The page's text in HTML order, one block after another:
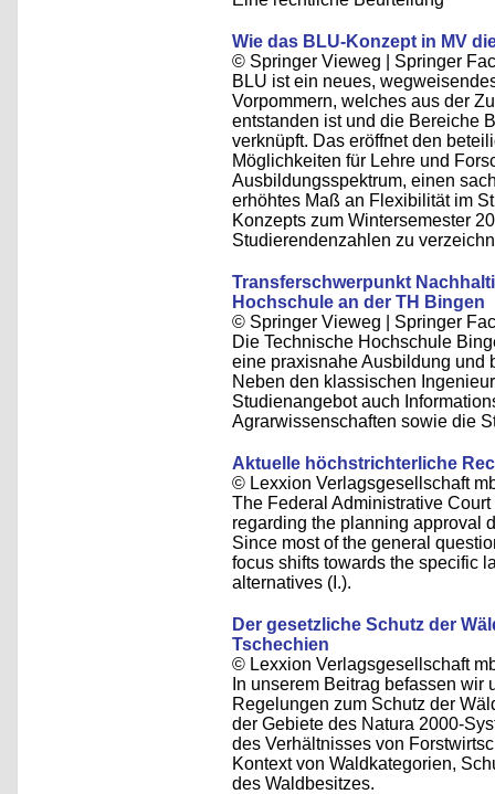
Wie das BLU-Konzept in MV
© Springer Vieweg | Springer
BLU ist ein neues,
Vorpommern, welches aus der
entstanden ist und die Bereiche
verknüpft. Das eröffnet den
Möglichkeiten für Lehre und
Ausbildungsspektrum, einen
erhöhtes Maß an Flexibilität im
Konzepts zum Wintersemester
Studierendenzahlen zu
Transferschwerpunkt
Hochschule an der TH Bingen
© Springer Vieweg | Springer
Die Technische Hochschule
eine praxisnahe Ausbildung und
Neben den klassischen
Studienangebot auch
Agrarwissenschaften sowie die
Aktuelle höchstrichterliche
© Lexxion Verlagsgesellschaft
The Federal Administrative
regarding the planning approval
Since most of the general
focus shifts towards the specific
alternatives (I.).
Der gesetzliche Schutz der
Tschechien
© Lexxion Verlagsgesellschaft
In unserem Beitrag befassen
Regelungen zum Schutz der
der Gebiete des Natura 2000-
des Verhältnisses von
Kontext von Waldkategorien,
des Waldbesitzes.